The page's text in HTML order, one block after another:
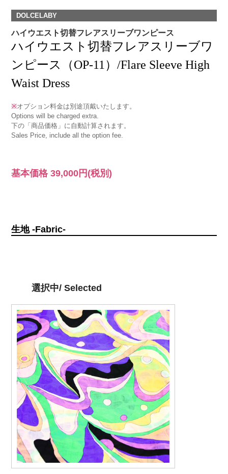
DOLCELABY
ハイウエスト切替フレアスリーブワンピース
ハイウエスト切替フレアスリーブワ
ンピース（OP-11）/Flare Sleeve High
Waist Dress
※オプション料金は別途頂戴いたします。
Options will be charged extra.
下の「商品価格」に自動計算されます。
Sales Price, include all the option fee.
基本価格39,000円 (税別)
生地 -Fabric-
選択中/ Selected